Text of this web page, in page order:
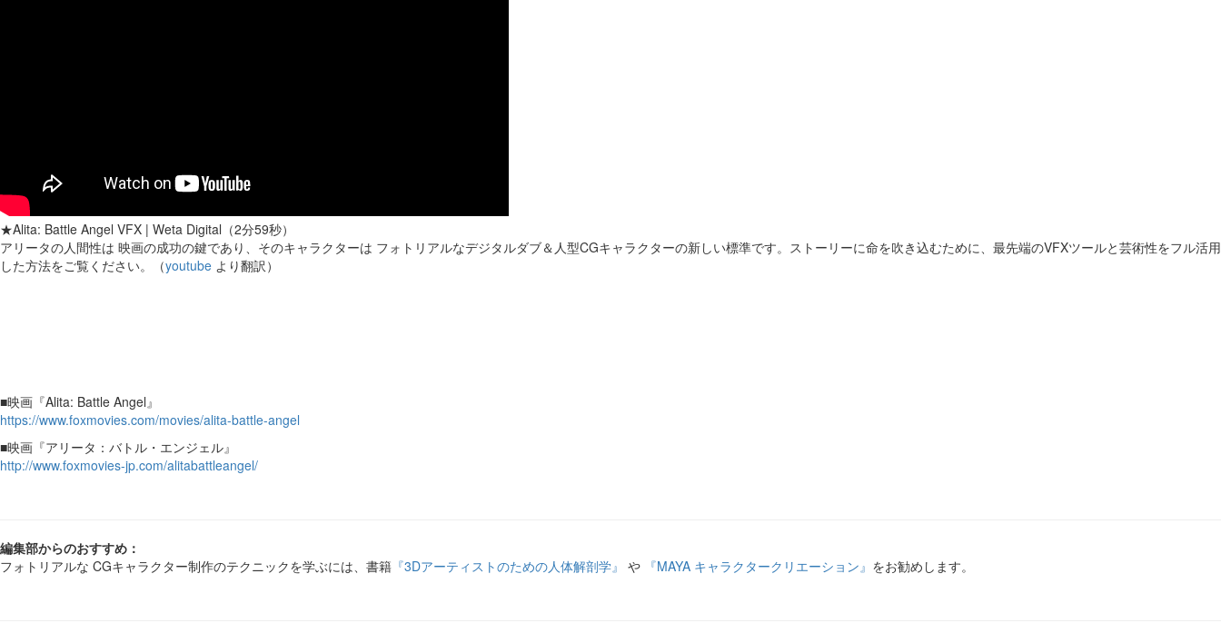
★Alita: Battle Angel VFX | Weta Digital（2分59秒）
アリータの人間性は 映画の成功の鍵であり、そのキャラクターは フォトリアルなデジタルダブ＆人型CGキャラクターの新しい標準です。ストーリーに命を吹き込むために、最先端のVFXツールと芸術性をフル活用
した方法をご覧ください。（youtube より翻訳）
■映画『Alita: Battle Angel』
https://www.foxmovies.com/movies/alita-battle-angel
■映画『アリータ：バトル・エンジェル』
http://www.foxmovies-jp.com/alitabattleangel/
編集部からのおすすめ：
フォトリアルな CGキャラクター制作のテクニックを学ぶには、書籍 『3Dアーティストのための人体解剖学』 や 『MAYA キャラクタークリエーション』 をお勧めします。